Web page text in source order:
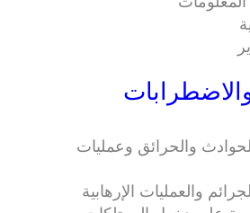
والحرائق وعمليات
والعمليات الإرهابية